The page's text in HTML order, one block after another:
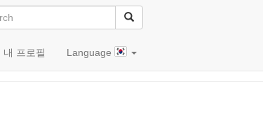
내 프로필 Language